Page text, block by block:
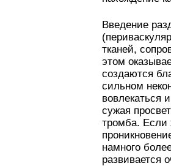
Введение
тканей,
этом
создаются
сильном
вовлекаться
сужая
тромба. Если
намного
развивается